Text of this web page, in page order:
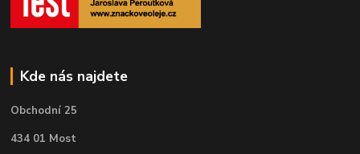
Kde nás najdete
Obchodní 25
434 01 Most